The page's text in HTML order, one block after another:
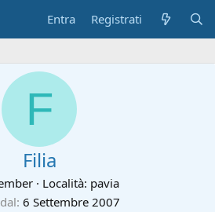
Entra Registrati
F
Filia
· Località: pavia
6 Settembre 2007